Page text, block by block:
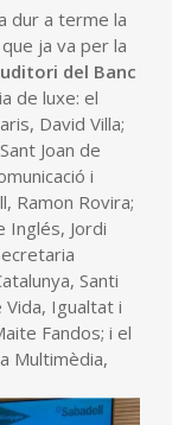
dur a terme la
que ja va per la
del Banc
de luxe: el
David Villa;
Joan de
i
Ramon Rovira;
Inglés, Jordi
Santi
Vida, Igualtat i
Fandos; i el
Multimèdia,